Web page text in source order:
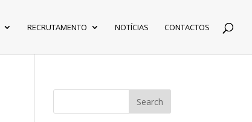
RECRUTAMENTO NOTÍCIAS CONTACTOS